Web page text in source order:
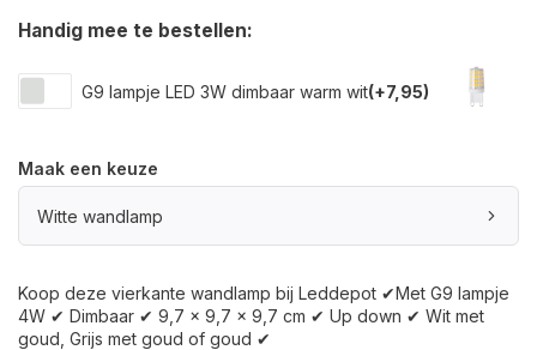
Handig mee te bestellen:
G9 lampje LED 3W dimbaar warm wit(+7,95)
Maak een keuze
Witte wandlamp
Koop deze vierkante wandlamp bij Leddepot ✔Met G9 lampje
4W ✔ Dimbaar ✔ 9,7 x 9,7 x 9,7 cm ✔ Up down ✔ Wit met
goud, Grijs met goud of goud ✔